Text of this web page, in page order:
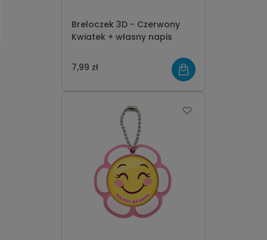
Breloczek 3D - Czerwony
Kwiatek + własny napis
7,99 zł